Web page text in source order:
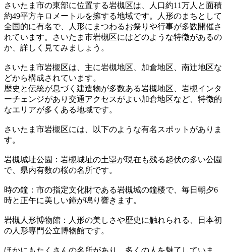
さいたま市の東部に位置する岩槻区は、人口約11万人と面積
約49平方キロメートルを擁する地域です。人形のまちとして
全国的に有名で、人形にまつわるお祭りや行事が多数開催さ
れています。さいたま市岩槻区にはどのような特徴があるの
か、詳しく見てみましょう。
さいたま市岩槻区は、主に岩槻地区、加倉地区、南辻地区な
どから構成されています。
歴史と伝統が息づく建造物が多数ある岩槻地区、岩槻インタ
ーチェンジがあり交通アクセスがよい加倉地区など、特徴的
なエリアが多くある地域です。
さいたま市岩槻区には、以下のような有名スポットがありま
す。
岩槻城址公園：岩槻城址の土塁が現在も残る起伏の多い公園
で、県内有数の桜の名所です。
時の鐘：市の指定文化財である岩槻城の鐘楼で、毎日朝夕6
時と正午に美しい鐘が鳴り響きます。
岩槻人形博物館：人形の美しさや歴史に触れられる、日本初
の人形専門公立博物館です。
ほかにもたくさんの名所があり、多くの人を魅了していま